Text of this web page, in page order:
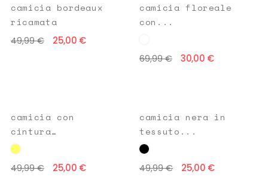
camicia bordeaux
ricamata
49,99 € 25,00 €
camicia floreale
con...
69,99 € 30,00 €
camicia con
cintura
giallo...
49,99 € 25,00 €
camicia nera in
tessuto...
49,99 € 25,00 €